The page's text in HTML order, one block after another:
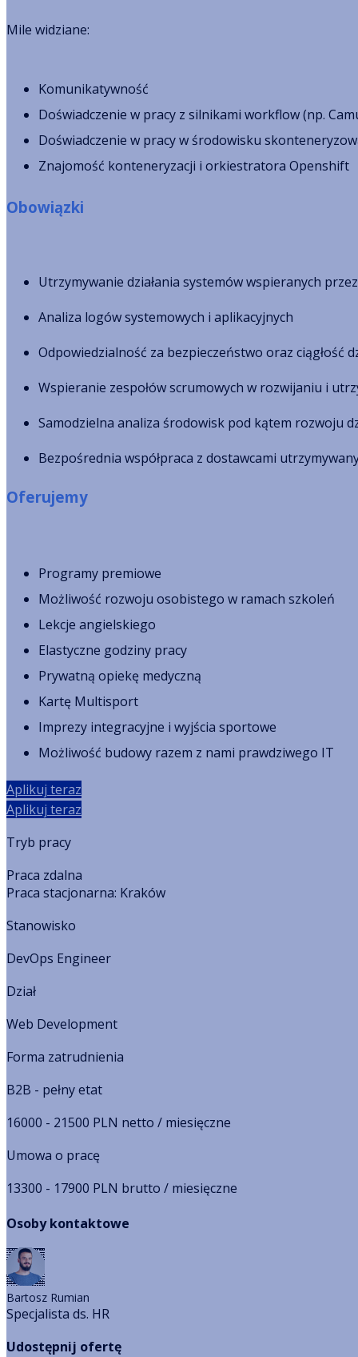
Mile widziane:
Komunikatywność
Doświadczenie w pracy z silnikami workflow (np.
Doświadczenie w pracy w środowisku
Znajomość konteneryzacji i orkiestratora Openshift
Obowiązki
Utrzymywanie działania systemów wspieranych
Analiza logów systemowych i aplikacyjnych
Odpowiedzialność za bezpieczeństwo oraz ciągłość
Wspieranie zespołów scrumowych w rozwijaniu i
Samodzielna analiza środowisk pod kątem rozwoju
Bezpośrednia współpraca z dostawcami
Oferujemy
Programy premiowe
Możliwość rozwoju osobistego w ramach szkoleń
Lekcje angielskiego
Elastyczne godziny pracy
Prywatną opiekę medyczną
Kartę Multisport
Imprezy integracyjne i wyjścia sportowe
Możliwość budowy razem z nami prawdziwego IT
Aplikuj teraz
Aplikuj teraz
Tryb pracy
Praca zdalna
Praca stacjonarna: Kraków
Stanowisko
DevOps Engineer
Dział
Web Development
Forma zatrudnienia
B2B - pełny etat
16000 - 21500 PLN netto / miesięczne
Umowa o pracę
13300 - 17900 PLN brutto / miesięczne
Osoby kontaktowe
Bartosz Rumian
Specjalista ds. HR
Udostępnij ofertę